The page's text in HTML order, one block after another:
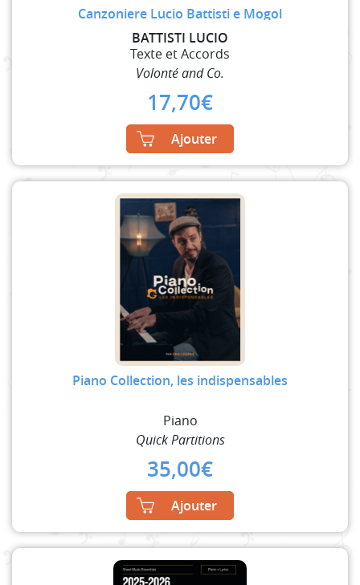
Canzoniere Lucio Battisti e Mogol
BATTISTI LUCIO
Texte et Accords
Volonté and Co.
17,70€
Ajouter
Piano Collection, les indispensables
Piano
Quick Partitions
35,00€
Ajouter